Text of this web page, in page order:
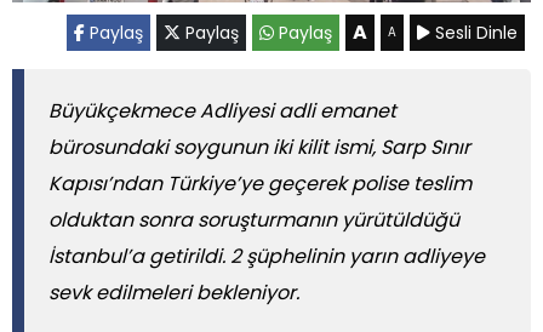
Paylaş Paylaş Paylaş A A Sesli Dinle
Büyükçekmece Adliyesi adli emanet
bürosundaki soygunun iki kilit ismi, Sarp Sınır
Kapısı’ndan Türkiye’ye geçerek polise teslim
olduktan sonra soruşturmanın yürütüldüğü
İstanbul’a getirildi. 2 şüphelinin yarın adliyeye
sevk edilmeleri bekleniyor.